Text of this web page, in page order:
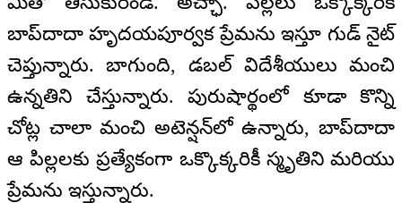
బాప్‍దాదా హృదయపూర్వక ప్రేమను ఇస్తూ గుడ్ నైట్
చెప్తున్నారు. బాగుంది, డబల్ విదేశీయులు మంచి
ఉన్నతిని చేస్తున్నారు. పురుషార్థంలో కూడా కొన్ని
చోట్ల చాలా మంచి అటెన్షన్‍లో ఉన్నారు, బాప్‍దాదా
ఆ పిల్లలకు ప్రత్యేకంగా ఒక్కొక్కరికీ స్మృతిని మరియు
ప్రేమను ఇస్తున్నారు.